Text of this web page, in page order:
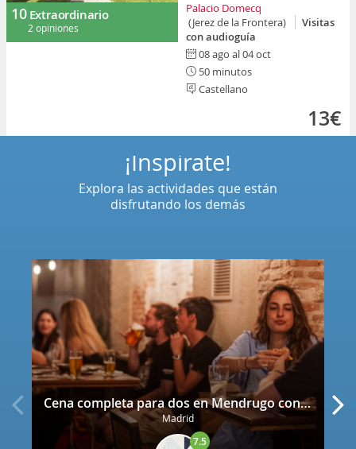
10 Extraordinario
2 opiniones
Palacio Domecq
(Jerez de la Frontera)
Visitas
con audioguía
08 ago al 04 oct
50 minutos
Castellano
13€
Cena completa para dos en Mendrugo con cerveza artesana incluida
Madrid
7.5
¡Inspírate!
Explora las actividades que están
disfrutando los demás